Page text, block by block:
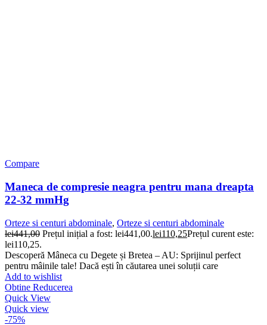
Compare
Maneca de compresie neagra pentru mana dreapta
22-32 mmHg
Orteze si centuri abdominale, Orteze si centuri abdominale
lei441,00 Prețul inițial a fost: lei441,00.lei110,25Prețul curent este:
lei110,25.
Descoperă Mâneca cu Degete și Bretea – AU: Sprijinul perfect
pentru mâinile tale! Dacă ești în căutarea unei soluții care
Add to wishlist
Obtine Reducerea
Quick View
Quick view
-75%